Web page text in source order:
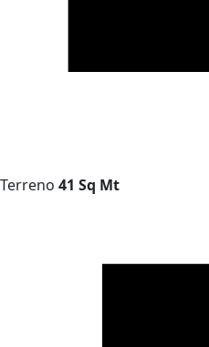
Terreno 41 Sq Mt